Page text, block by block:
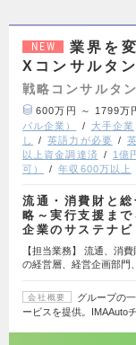
NEW
業界を
Xコンサルタ
戦略コンサルタ
600万円 ～ 1799万
バル企業）
大手企業
し
英語力が必要
以上資金調達済
1億
可）
年収600万以上
流通・消費財と
略～実行支援ま
企業のサステナ
【担当業務】 流通、消
の経営層、経営企画部門
会社概要
グループの
ービスを提供。IMAAuto